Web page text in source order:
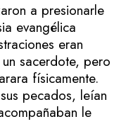
a presionarle
evangélica
eran
sacerdote, pero
físicamente.
pecados, leían
le